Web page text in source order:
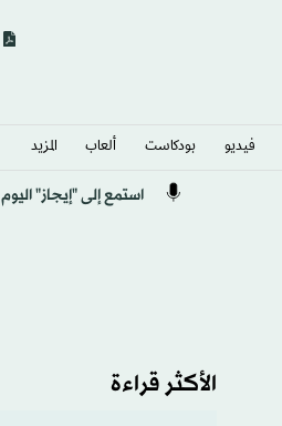
فيديو بودكاست ألعاب المزيد
استمع إلى "إيجاز" اليوم
الأكثر قراءة